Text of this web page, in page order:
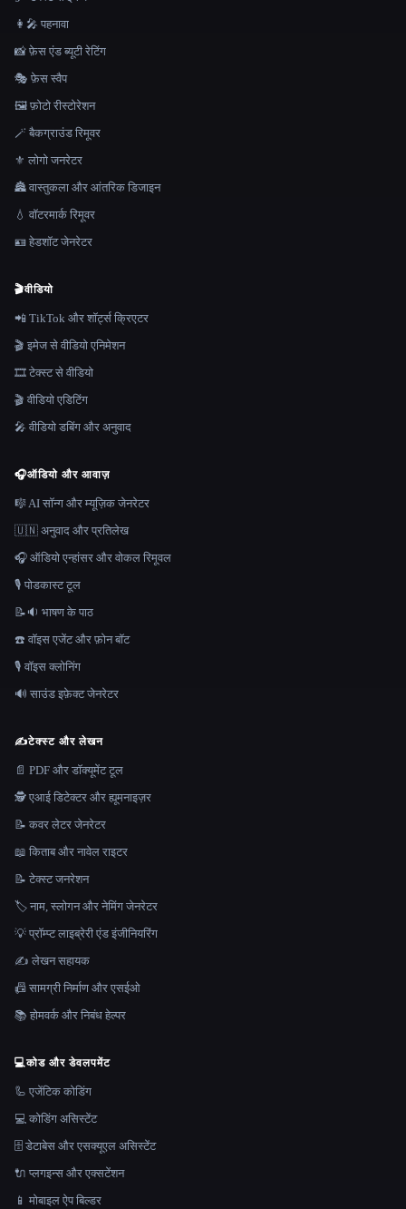
👩‍🎤 पहनावा
📸 फ़ेस एंड ब्यूटी रेटिंग
🎭 फ़ेस स्वैप
🖼️ फ़ोटो रीस्टोरेशन
🪄 बैकग्राउंड रिमूवर
⚜️ लोगो जनरेटर
🏯 वास्तुकला और आंतरिक डिजाइन
💧 वॉटरमार्क रिमूवर
🪪 हेडशॉट जेनरेटर
🎬वीडियो
📲 TikTok और शॉर्ट्स क्रिएटर
🎬 इमेज से वीडियो एनिमेशन
🎞️ टेक्स्ट से वीडियो
🎬 वीडियो एडिटिंग
🎤 वीडियो डबिंग और अनुवाद
🎧ऑडियो और आवाज़
🎼 AI सॉन्ग और म्यूज़िक जेनरेटर
🇺🇳 अनुवाद और प्रतिलेख
🎧 ऑडियो एन्हांसर और वोकल रिमूवल
🎙️ पोडकास्ट टूल
📝🔉 भाषण के पाठ
☎️ वॉइस एजेंट और फ़ोन बॉट
🎙️ वॉइस क्लोनिंग
🔊 साउंड इफ़ेक्ट जेनरेटर
✍️टेक्स्ट और लेखन
📄 PDF और डॉक्यूमेंट टूल
🕵️ एआई डिटेक्टर और ह्यूमनाइज़र
📝 कवर लेटर जेनरेटर
📖 किताब और नावेल राइटर
📝 टेक्स्ट जनरेशन
🏷️ नाम, स्लोगन और नेमिंग जेनरेटर
💡 प्रॉम्प्ट लाइब्रेरी एंड इंजीनियरिंग
✍️ लेखन सहायक
📠 सामग्री निर्माण और एसईओ
📚 होमवर्क और निबंध हेल्पर
💻कोड और डेवलपमेंट
🦾 एजेंटिक कोडिंग
💻 कोडिंग असिस्टेंट
🗄️ डेटाबेस और एसक्यूएल असिस्टेंट
🔌 प्लगइन्स और एक्सटेंशन
📱 मोबाइल ऐप बिल्डर